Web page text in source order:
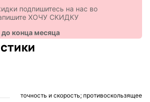
подпишитесь на нас во
ХОЧУ СКИДКУ
конца месяца
точность и скорость; противоскользящее